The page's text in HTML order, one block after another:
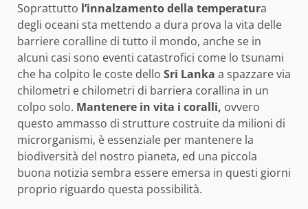
Soprattutto l’innalzamento della temperatura
degli oceani sta mettendo a dura prova la vita delle
barriere coralline di tutto il mondo, anche se in
alcuni casi sono eventi catastrofici come lo tsunami
che ha colpito le coste dello Sri Lanka a spazzare via
chilometri e chilometri di barriera corallina in un
colpo solo. Mantenere in vita i coralli, ovvero
questo ammasso di strutture costruite da milioni di
microrganismi, è essenziale per mantenere la
biodiversità del nostro pianeta, ed una piccola
buona notizia sembra essere emersa in questi giorni
proprio riguardo questa possibilità.